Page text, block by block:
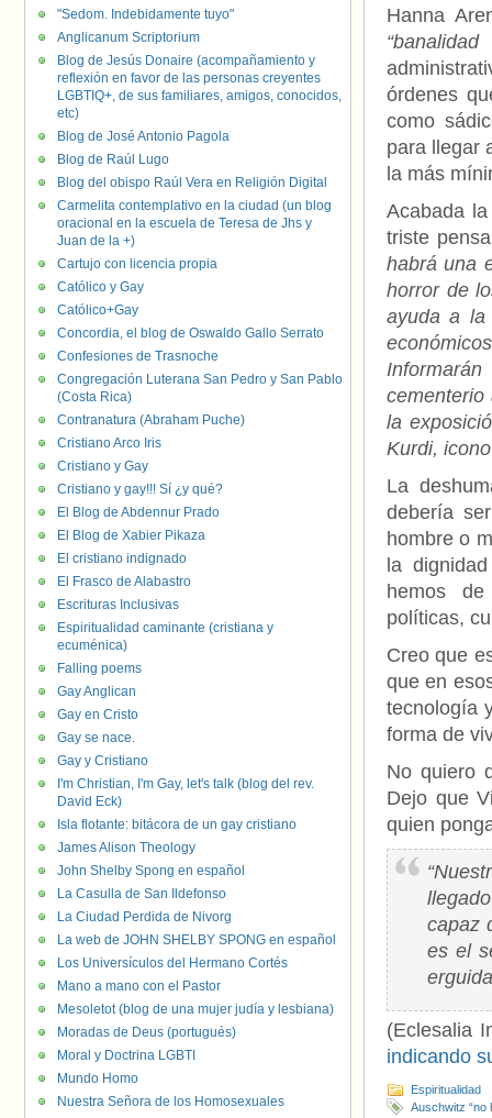
Hanna
órdenes
como
para llegar
la más
Acabada
triste
habrá una
horror de
ayuda a
la
Kurdi,
La
debería
hombre o
la
hemos
políticas,
Creo que
que en
tecnología
forma de
No quiero
Dejo que
quien
capaz
es el
(Eclesalia
indicando
Espiritualidad
Auschwitz “no
"Sedom. Indebidamente tuyo"
Anglicanum Scriptorium
Blog de Jesús Donaire (acompañamiento y
reflexión en favor de las personas creyentes
LGBTIQ+, de sus familiares, amigos, conocidos,
etc)
Blog de José Antonio Pagola
Blog de Raúl Lugo
Blog del obispo Raúl Vera en Religión Digital
Carmelita contemplativo en la ciudad (un blog
oracional en la escuela de Teresa de Jhs y
Juan de la +)
Cartujo con licencia propia
Católico y Gay
Católico+Gay
Concordia, el blog de Oswaldo Gallo Serrato
Confesiones de Trasnoche
Congregación Luterana San Pedro y San Pablo
(Costa Rica)
Contranatura (Abraham Puche)
Cristiano Arco Iris
Cristiano y Gay
Cristiano y gay!!! Sí ¿y qué?
El Blog de Abdennur Prado
El Blog de Xabier Pikaza
El cristiano indignado
El Frasco de Alabastro
Escrituras Inclusivas
Espiritualidad caminante (cristiana y
ecuménica)
Falling poems
Gay Anglican
Gay en Cristo
Gay se nace.
Gay y Cristiano
I'm Christian, I'm Gay, let's talk (blog del rev.
David Eck)
Isla flotante: bitácora de un gay cristiano
James Alison Theology
John Shelby Spong en español
La Casulla de San Ildefonso
La Ciudad Perdida de Nivorg
La web de JOHN SHELBY SPONG en español
Los Universículos del Hermano Cortés
Mano a mano con el Pastor
Mesoletot (blog de una mujer judía y lesbiana)
Moradas de Deus (portugués)
Moral y Doctrina LGBTI
Mundo Homo
Nuestra Señora de los Homosexuales